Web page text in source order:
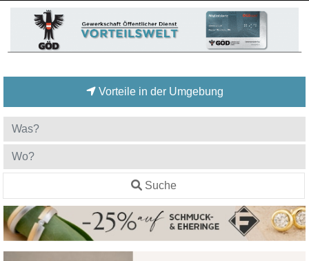
Vorteile in der Umgebung
Suche